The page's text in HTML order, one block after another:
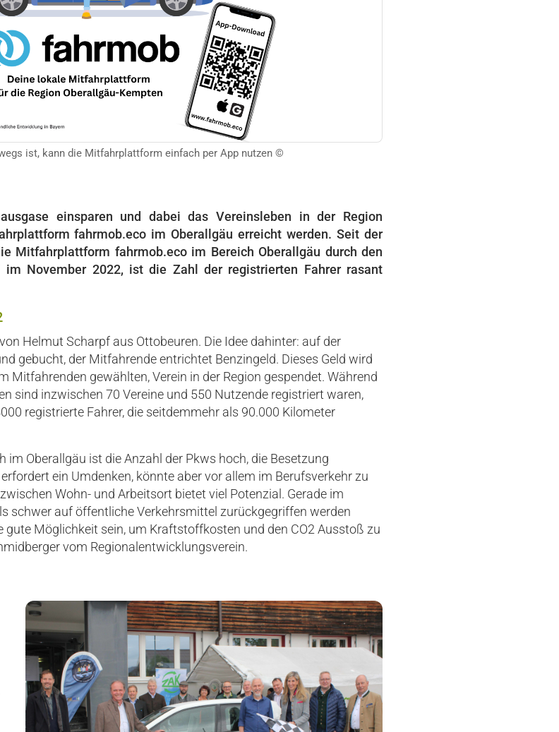
ist, kann die Mitfahrplattform einfach per App nutzen ©
einsparen und dabei das Vereinsleben in der Region
fahrmob.eco im Oberallgäu erreicht werden. Seit der
Mitfahrplattform fahrmob.eco im Bereich Oberallgäu durch den
im November 2022, ist die Zahl der registrierten Fahrer rasant
Helmut Scharpf aus Ottobeuren. Die Idee dahinter: auf der
gebucht, der Mitfahrende entrichtet Benzingeld. Dieses Geld wird
Mitfahrenden gewählten, Verein in der Region gespendet. Während
sind inzwischen 70 Vereine und 550 Nutzende registriert waren,
registrierte Fahrer, die seitdemmehr als 90.000 Kilometer
im Oberallgäu ist die Anzahl der Pkws hoch, die Besetzung
ein Umdenken, könnte aber vor allem im Berufsverkehr zu
Wohn- und Arbeitsort bietet viel Potenzial. Gerade im
schwer auf öffentliche Verkehrsmittel zurückgegriffen werden
gute Möglichkeit sein, um Kraftstoffkosten und den CO2 Ausstoß zu
vom Regionalentwicklungsverein.